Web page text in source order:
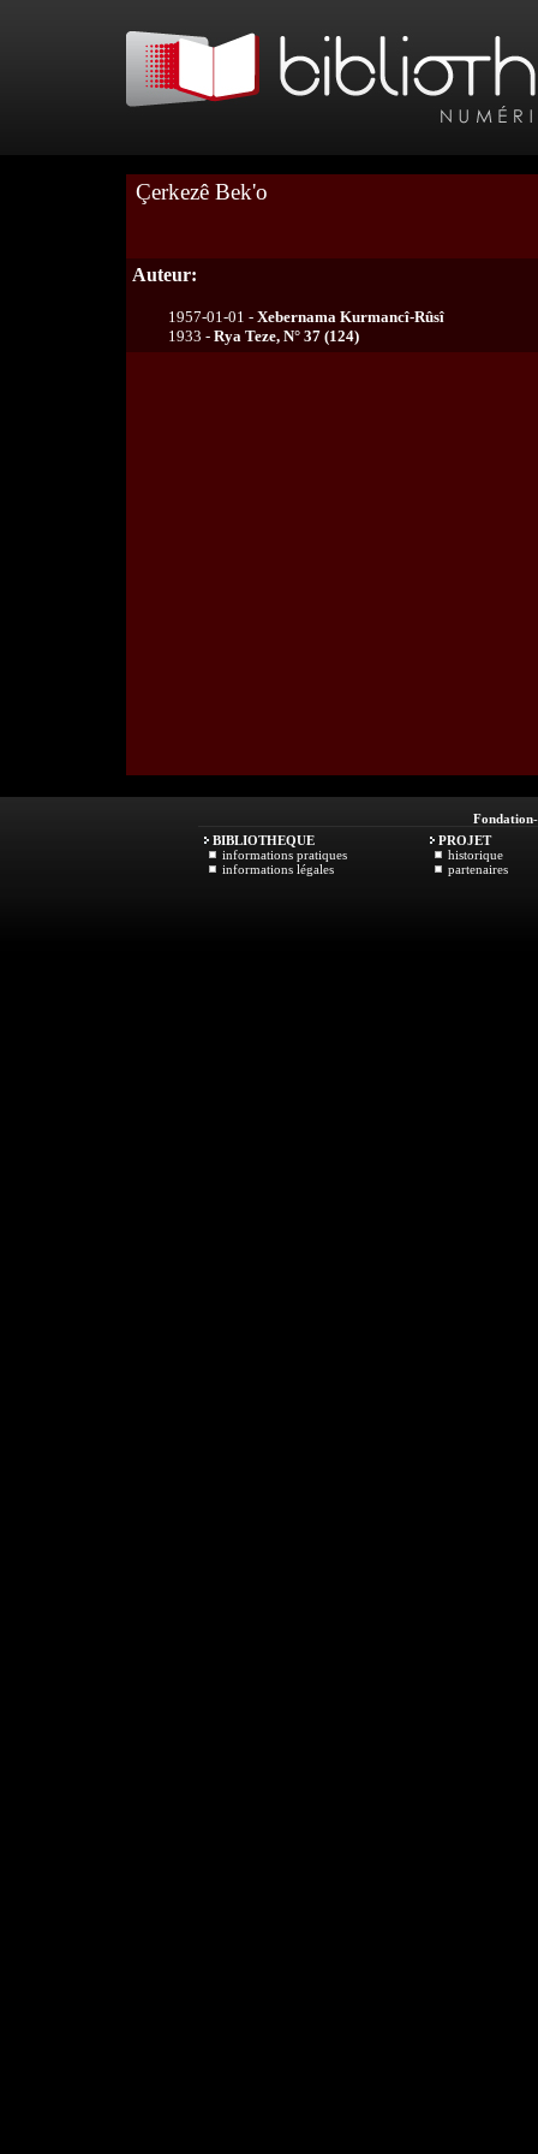
Çerkezê Bek'o
Auteur:
1957-01-01 - Xebernama Kurmancî-Rûsî
1933 - Rya Teze, N° 37 (124)
Fondation
BIBLIOTHEQUE
informations pratiques
informations légales
PROJET
historique
partenaires